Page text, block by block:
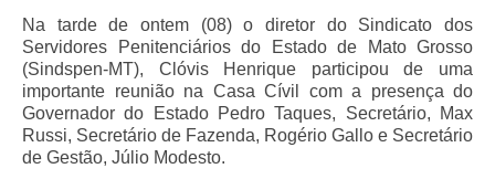
Tabela Salarial do Sistema Penitenciário
Serviços prestados pelo Sindicato dos
Servidores Penitenciários de Mato Grosso
Filie-se
Na tarde de ontem (08) o diretor do Sindicato dos
Servidores Penitenciários do Estado de Mato Grosso
(Sindspen-MT), Clóvis Henrique participou de uma
importante reunião na Casa Cívil com a presença do
Governador do Estado Pedro Taques, Secretário, Max
Russi, Secretário de Fazenda, Rogério Gallo e Secretário
de Gestão, Júlio Modesto.